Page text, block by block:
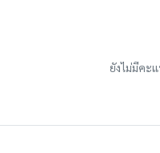
ยังไม่มีคะ